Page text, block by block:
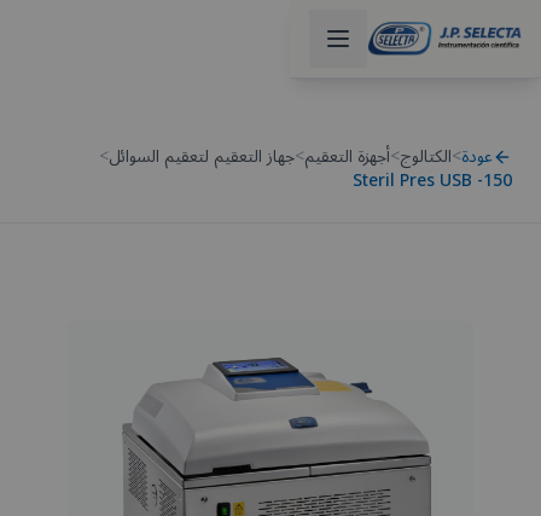
عودة>الكتالوج>أجهزة التعقيم>جهاز التعقيم لتعقيم السوائل>
Steril Pres USB -150